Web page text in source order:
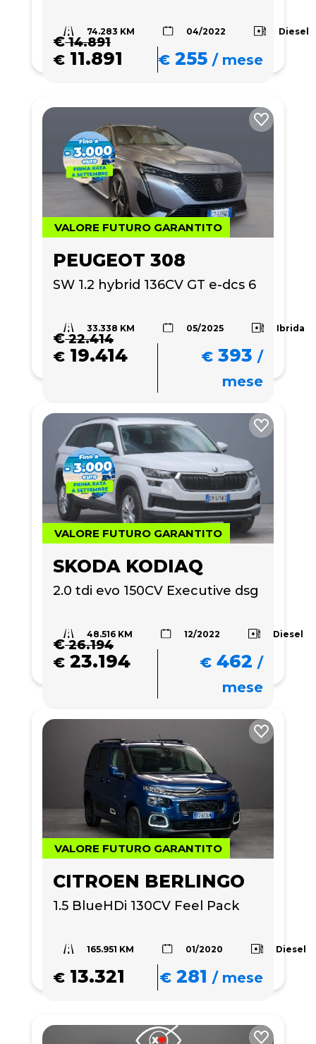
74.283 KM 04/2022 Diesel
€14.891
€ 11.891 € 255 /mese
VALORE FUTURO GARANTITO
PEUGEOT 308
SW 1.2 hybrid 136CV GT e-dcs 6
33.338 KM 05/2025 Ibrida
€22.414
€ 19.414 € 393 /
mese
VALORE FUTURO GARANTITO
SKODA KODIAQ
2.0 tdi evo 150CV Executive dsg
48.516 KM 12/2022 Diesel
€26.194
€ 23.194 € 462 /
mese
VALORE FUTURO GARANTITO
CITROEN BERLINGO
1.5 BlueHDi 130CV Feel Pack
165.951 KM 01/2020 Diesel
€ 13.321 € 281 /mese